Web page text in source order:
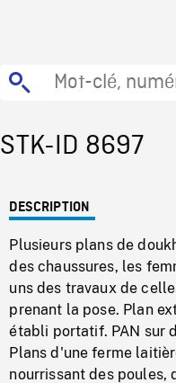
STK-ID 8697
DESCRIPTION
Plusieurs plans de
des chaussures, les
uns des travaux de
prenant la pose. Plan
établi portatif. PAN sur
Plans d'une ferme
nourrissant des poules,